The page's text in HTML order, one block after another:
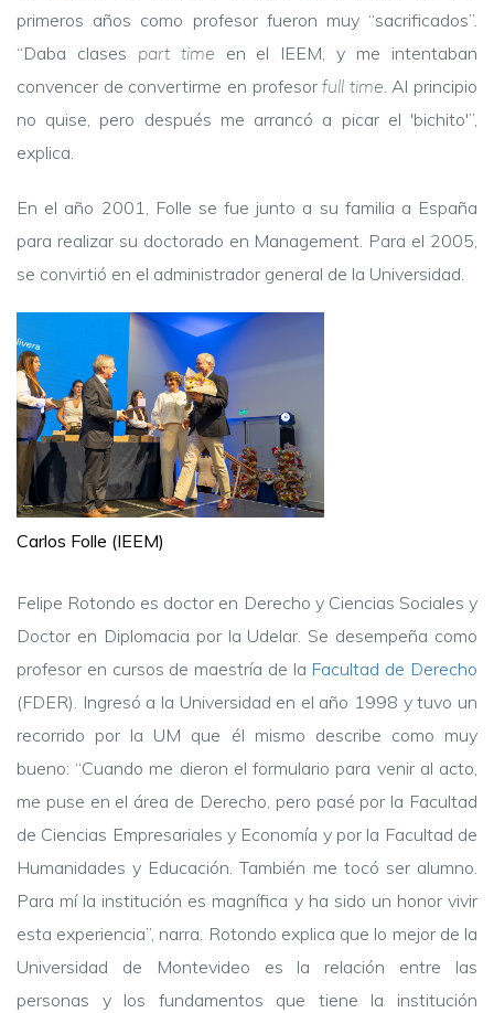
primeros años como profesor fueron muy “sacrificados”.
“Daba clases part time en el IEEM, y me intentaban
convencer de convertirme en profesorfull time. Al principio
no quise, pero después me arrancó a picar el 'bichito'”,
explica.
En el año 2001, Folle se fue junto a su familia a España
para realizar su doctorado en Management. Para el 2005,
se convirtió en el administrador general de la Universidad.
Carlos Folle (IEEM)
Felipe Rotondo es doctor en Derecho y Ciencias Sociales y
Doctor en Diplomacia por la Udelar. Se desempeña como
profesor en cursos de maestría de la Facultad de Derecho
(FDER). Ingresó a la Universidad en el año 1998 y tuvo un
recorrido por la UM que él mismo describe como muy
bueno: “Cuando me dieron el formulario para venir al acto,
me puse en el área de Derecho, pero pasé por la Facultad
de Ciencias Empresariales y Economía y por la Facultad de
Humanidades y Educación. También me tocó ser alumno.
Para mí la institución es magnífica y ha sido un honor vivir
esta experiencia”, narra. Rotondo explica que lo mejor de la
Universidad de Montevideo es la relación entre las
personas y los fundamentos que tiene la institución